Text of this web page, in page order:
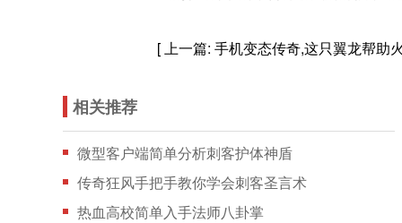
[ 上一篇: 手机变态传奇,这只翼龙帮助
相关推荐
微型客户端简单分析刺客护体神盾
传奇狂风手把手教你学会刺客圣言术
热血高校简单入手法师八卦掌